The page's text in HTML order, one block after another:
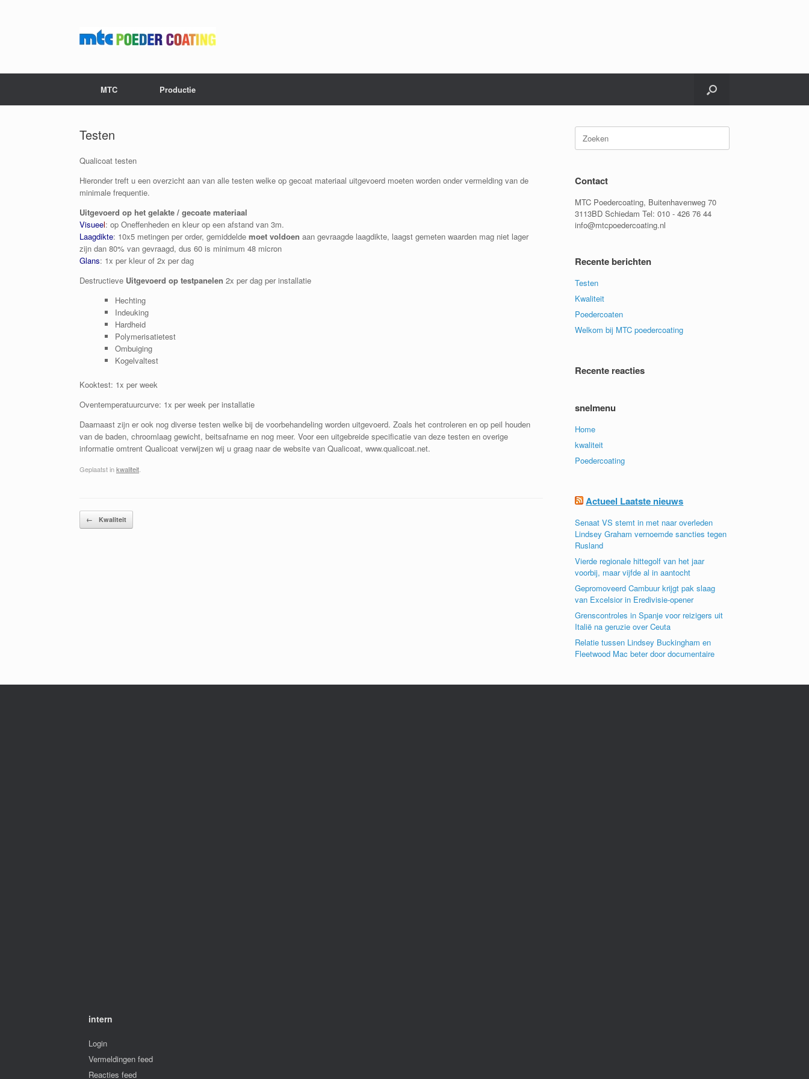
MTC Productie
Testen
Qualicoat testen
Hieronder treft u een overzicht aan van alle testen welke op gecoat materiaal uitgevoerd moeten worden onder vermelding van de
minimale frequentie.
Uitgevoerd op het gelakte / gecoate materiaal
Visueel: op Oneffenheden en kleur op een afstand van 3m.
Laagdikte: 10x5 metingen per order, gemiddelde moet voldoen aan gevraagde laagdikte, laagst gemeten waarden mag niet lager
zijn dan 80% van gevraagd, dus 60 is minimum 48 micron
Glans: 1x per kleur of 2x per dag
Destructieve Uitgevoerd op testpanelen 2x per dag per installatie
Hechting
Indeuking
Hardheid
Polymerisatietest
Ombuiging
Kogelvaltest
Kooktest: 1x per week
Oventemperatuurcurve: 1x per week per installatie
Daarnaast zijn er ook nog diverse testen welke bij de voorbehandeling worden uitgevoerd. Zoals het controleren en op peil houden
van de baden, chroomlaag gewicht, beitsafname en nog meer. Voor een uitgebreide specificatie van deze testen en overige
informatie omtrent Qualicoat verwijzen wij u graag naar de website van Qualicoat, www.qualicoat.net.
Geplaatst inkwaliteit
Bericht navigatie
← Kwaliteit
Zoeken
naar:
Contact
MTC Poedercoating, Buitenhavenweg 70
3113BD Schiedam Tel: 010 - 426 76 44
info@mtcpoedercoating.nl
Recente berichten
Testen
Kwaliteit
Poedercoaten
Welkom bij MTC poedercoating
Recente reacties
snelmenu
Home
kwaliteit
Poedercoating
Actueel Laatste nieuws
Senaat VS stemt in met naar overleden
Lindsey Graham vernoemde sancties tegen
Rusland
Vierde regionale hittegolf van het jaar
voorbij, maar vijfde al in aantocht
Gepromoveerd Cambuur krijgt pak slaag
van Excelsior in Eredivisie-opener
Grenscontroles in Spanje voor reizigers uit
Italië na geruzie over Ceuta
Relatie tussen Lindsey Buckingham en
Fleetwood Mac beter door documentaire
intern
Login
Vermeldingen feed
Reacties feed